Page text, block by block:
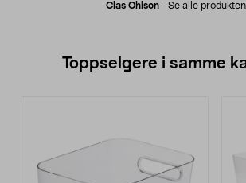
Clas Ohlson- Se alle
Toppselgere i samme